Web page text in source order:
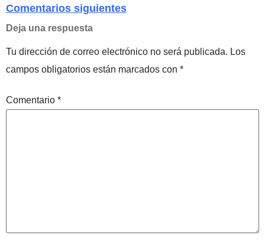
Comentarios siguientes
Deja una respuesta
Tu dirección de correo electrónico no será publicada. Los
campos obligatorios están marcados con *
Comentario *